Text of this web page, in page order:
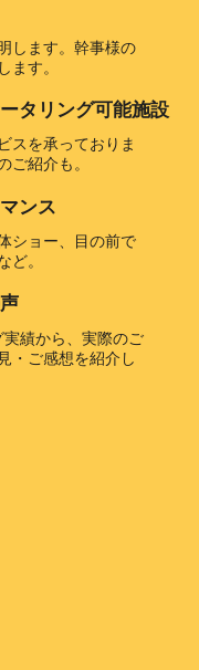
します。幹事様の
ます。
タリング可能施設
スを承っておりま
ご紹介も。
ンス
ショー、目の前で
ど。
績から、実際のご
・ご感想を紹介し